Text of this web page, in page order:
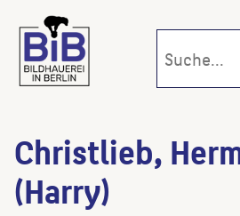
Christlieb,
(Harry)